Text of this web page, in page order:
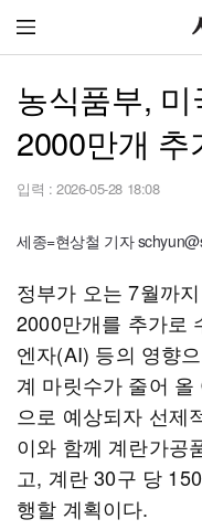
농식품부, 미
2000만개 추
입력 : 2026-05-28 18:08
세종=현상철 기자
정부가 오는 7월까
2000만개를 추가로
엔자(AI) 등의 영향
계 마릿수가 줄어
으로 예상되자 선제
이와 함께 계란가공
고, 계란 30구 당
행할 계획이다.